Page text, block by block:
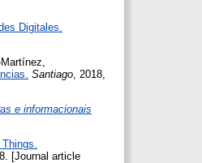
Digitales.
Santiago, 2018,
e informacionais
[Journal article